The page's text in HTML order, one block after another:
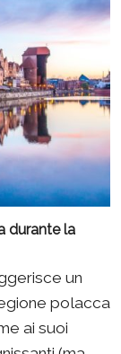
durante la
un
polacca
ai suoi